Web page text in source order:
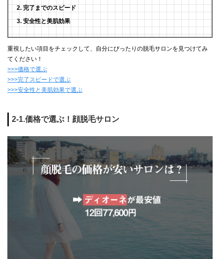
完了までのスピード
安全性と美肌効果
重視したい項目をチェックして、自分にぴったりの脱毛サロンを見つけてみ
てください！
>>>価格で選ぶ
>>>完了スピードで選ぶ
>>>安全性と美肌効果で選ぶ
2-1.価格で選ぶ！顔脱毛サロン